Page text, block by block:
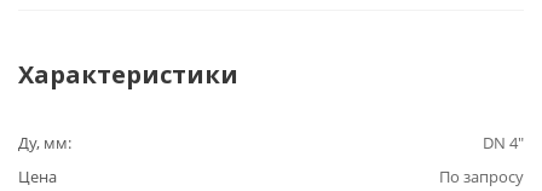
Характеристики
Ду, мм:
DN 4"
Цена
По запросу